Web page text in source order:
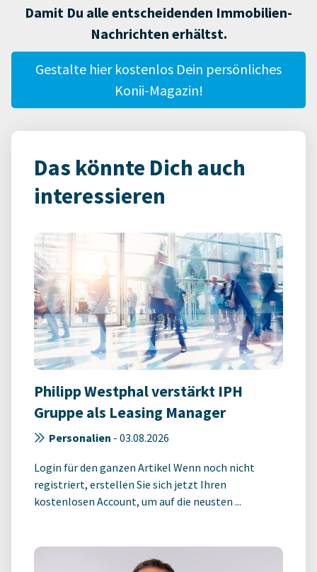
Damit Du alle entscheidenden Immobilien-
Nachrichten erhältst.
Gestalte hier kostenlos Dein persönliches
Konii-Magazin!
Das könnte Dich auch
interessieren
Philipp Westphal verstärkt IPH
Gruppe als Leasing Manager
Personalien - 03.08.2026
Login für den ganzen Artikel Wenn noch nicht
registriert, erstellen Sie sich jetzt Ihren
kostenlosen Account, um auf die neusten ...